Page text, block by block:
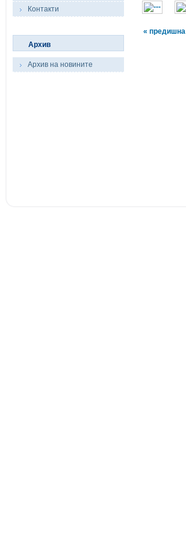
Контакти
Архив
Архив на новините
« предишна